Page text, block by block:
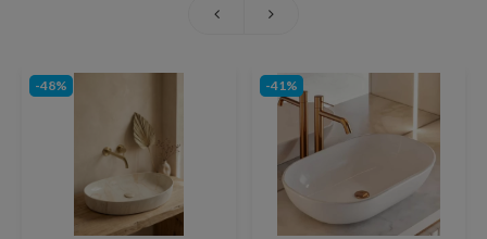
-48% -41%